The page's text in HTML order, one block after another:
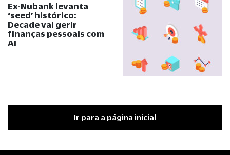
Ex-Nubank levanta
‘seed’ histórico:
Decade vai gerir
finanças pessoais com
AI
Ir para a página inicial